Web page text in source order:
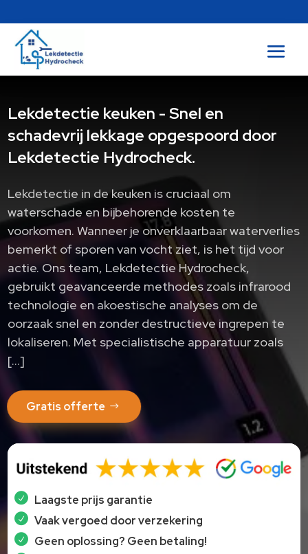
Lekdetectie keuken - Snel en
schadevrij lekkage opgespoord door
Lekdetectie Hydrocheck.
Lekdetectie in de keuken is cruciaal om
waterschade en bijbehorende kosten te
voorkomen.​ Wanneer je onverklaarbaar waterverlies
bemerkt of sporen van vocht ziet, is het tijd voor
actie.​ Ons team, Lekdetectie Hydrocheck,
gebruikt geavanceerde methodes zoals infrarood
technologie en akoestische analyses om de
oorzaak snel en zonder destructieve ingrepen te
lokaliseren.​ Met specialistische apparatuur zoals
[…]
Gratis offerte
Laagste prijs garantie
Vaak vergoed door verzekering
Geen oplossing? Geen betaling!